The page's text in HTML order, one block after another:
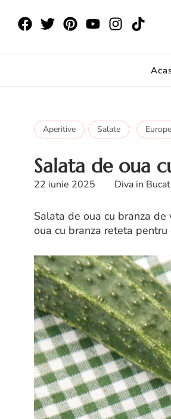
Aperitive Salate
Salata de oua
22 iunie 2025 Diva in
Salata de oua cu branza
oua cu branza reteta pentru